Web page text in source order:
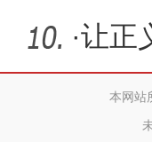
·让正
本网站